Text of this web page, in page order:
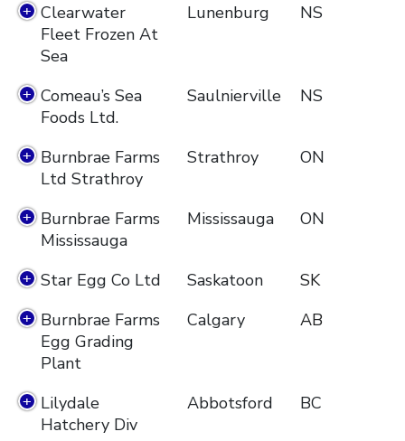
Clearwater
Fleet Frozen At
Sea
Lunenburg NS
Comeau’s Sea
Foods Ltd.
Saulnierville NS
Burnbrae Farms
Ltd Strathroy
Strathroy ON
Burnbrae Farms
Mississauga
Mississauga ON
Star Egg Co Ltd Saskatoon
SK
Burnbrae Farms
Egg Grading
Plant
Calgary AB
Lilydale
Hatchery Div
Abbotsford BC